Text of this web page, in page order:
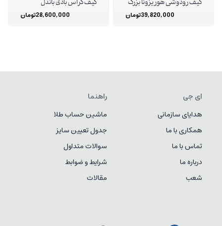
39,820,000تومان 28,600,000تومان
ای جی
هدایای سازمانی
همکاری با ما
تماس با ما
درباره ما
شعب
راهنما
ماشین حساب طلا
جدول تعیین سایز
سوالات متداول
شرایط و ضوابط
مقالات